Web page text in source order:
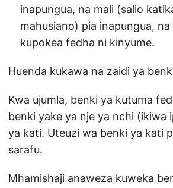
inapungua, na mali (salio
mahusiano) pia inapungua,
kupokea fedha ni kinyume.
Huenda kukawa na zaidi ya
Kwa ujumla, benki ya kutuma
benki yake ya nje ya nchi (ikiwa
ya kati. Uteuzi wa benki ya kati
sarafu.
Mhamishaji anaweza kuweka